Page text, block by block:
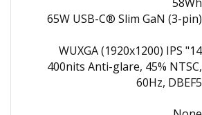
65W USB-C® Slim GaN (3-pin)
14" WUXGA (1920x1200) IPS
400nits Anti-glare, 45% NTSC,
60Hz, DBEF5